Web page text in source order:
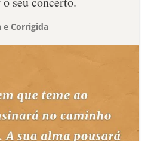
e Corrigida